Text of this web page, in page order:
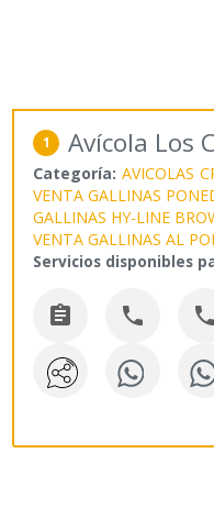
1 Avícola Los
Categoría: AVICOLAS
VENTA GALLINAS
GALLINAS HY-LINE
VENTA GALLINAS AL
Servicios disponibles
  